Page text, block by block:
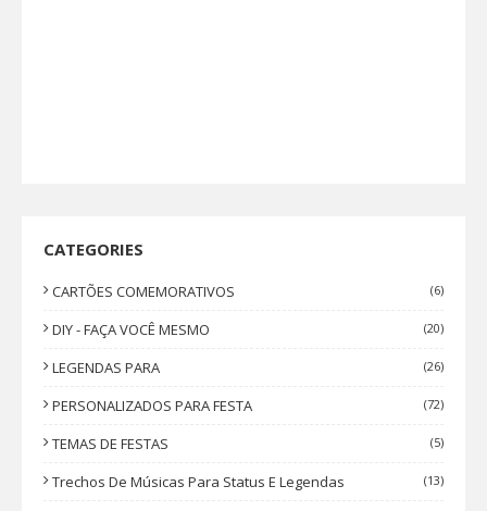
CATEGORIES
CARTÕES COMEMORATIVOS (6)
DIY - FAÇA VOCÊ MESMO (20)
LEGENDAS PARA (26)
PERSONALIZADOS PARA FESTA (72)
TEMAS DE FESTAS (5)
Trechos De Músicas Para Status E Legendas (13)